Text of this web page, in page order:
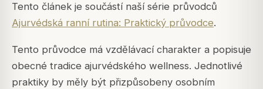
Tento článek je součástí naší série průvodců
Ajurvédská ranní rutina: Praktický průvodce.
Tento průvodce má vzdělávací charakter a popisuje
obecné tradice ajurvédského wellness. Jednotlivé
praktiky by měly být přizpůsobeny osobním